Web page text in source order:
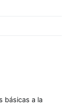
básicas a la